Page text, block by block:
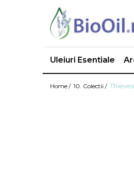
Uleiuri Esentiale
Home / 10. Colectii /